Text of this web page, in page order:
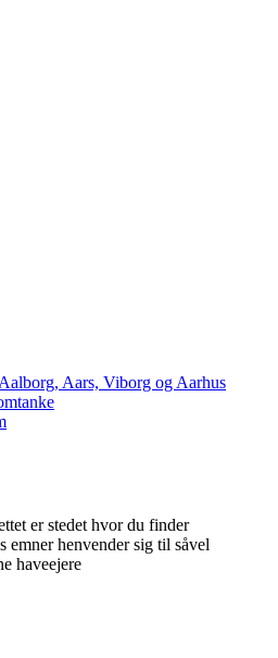
er stedet hvor du finder
emner henvender sig til såvel
haveejere